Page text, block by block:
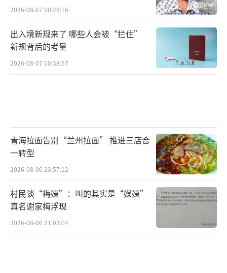
2026-08-07 00:28:16
出入境新规来了 哪些人会被“拦住”
新规背后的考量
2026-08-07 00:38:57
青海拉面告别“兰州拉面” 推进三店合
一转型
2026-08-06 23:57:12
村民谈“梅姨”：叫的其实是“媒姨”
真名谢家梅浮现
2026-08-06 21:03:04